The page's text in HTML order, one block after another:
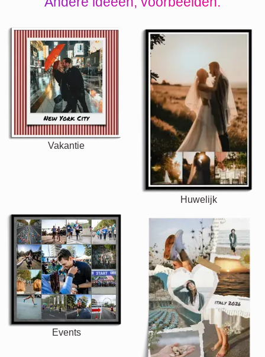
Vakantie
Huwelijk
Events